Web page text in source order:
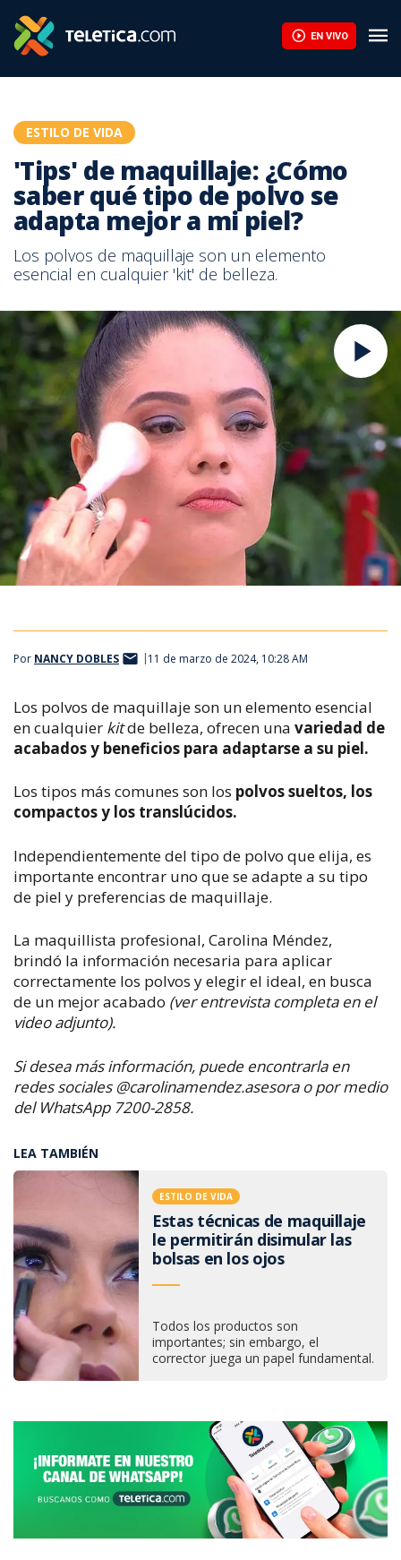
EN VIVO
ESTILO DE VIDA
'Tips' de maquillaje: ¿Cómo
saber qué tipo de polvo se
adapta mejor a mi piel?
Los polvos de maquillaje son un elemento
esencial en cualquier 'kit' de belleza.
Por NANCY DOBLES 11 de marzo de 2024, 10:28 AM
Los polvos de maquillaje son un elemento esencial
en cualquier kitde belleza, ofrecen una variedad de
acabados y beneficios para adaptarse a su piel.
Los tipos más comunes son los polvos sueltos, los
compactos y los translúcidos.
Independientemente del tipo de polvo que elija, es
importante encontrar uno que se adapte a su tipo
de piel y preferencias de maquillaje.
La maquillista profesional, Carolina Méndez,
brindó la información necesaria para aplicar
correctamente los polvos y elegir el ideal, en busca
de un mejor acabado (ver entrevista completa en el
video adjunto).
Si desea más información, puede encontrarla en
redes sociales @carolinamendez.asesora o por medio
del WhatsApp 7200-2858.
LEA TAMBIÉN
ESTILO DE VIDA
Estas técnicas de maquillaje
le permitirán disimular las
bolsas en los ojos
Todos los productos son
importantes; sin embargo, el
corrector juega un papel fundamental.